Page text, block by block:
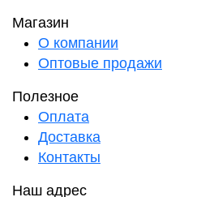
Магазин
О компании
Оптовые продажи
Полезное
Оплата
Доставка
Контакты
Наш адрес